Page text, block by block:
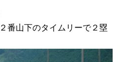
番山下のタイムリーで２塁